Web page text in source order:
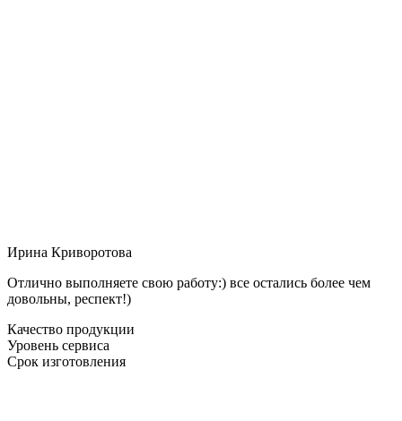
Ирина Криворотова
Отлично выполняете свою работу:) все остались более чем
довольны, респект!)
Качество продукции
Уровень сервиса
Срок изготовления